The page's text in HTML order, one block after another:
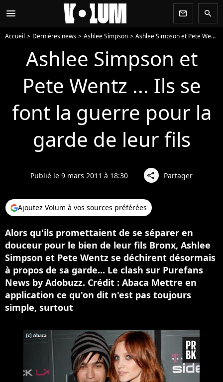
menu newsletter search
Accueil Dernières news Ashlee Simpson Ashlee Simpson et Pete Wentz ... Ils se font la guerre pour la garde de leur fils
Ashlee Simpson et
Pete Wentz ... Ils se
font la guerre pour la
garde de leur fils
Publié le 9 mars 2011 à 18:30 share Partager
Ajoutez Volum à vos sources préférées
Alors qu'ils promettaient de se séparer en
douceur pour le bien de leur fils Bronx, Ashlee
Simpson et Pete Wentz se déchirent désormais
à propos de sa garde... Le clash sur Purefans
News by Adobuzz. Crédit : Abaca Mettre en
application ce qu'on dit n'est pas toujours
simple, surtout